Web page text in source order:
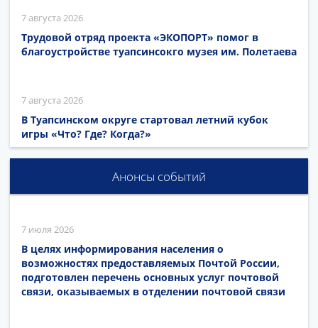
7 августа 2026
Трудовой отряд проекта «ЭКОПОРТ» помог в
благоустройстве туапсинсокго музея им. Полетаева
7 августа 2026
В Туапсинском округе стартовал летний кубок
игры «Что? Где? Когда?»
Анонсы событий
7 июля 2026
В целях информирования населения о
возможностях предоставляемых Почтой России,
подготовлен перечень основных услуг почтовой
связи, оказываемых в отделении почтовой связи